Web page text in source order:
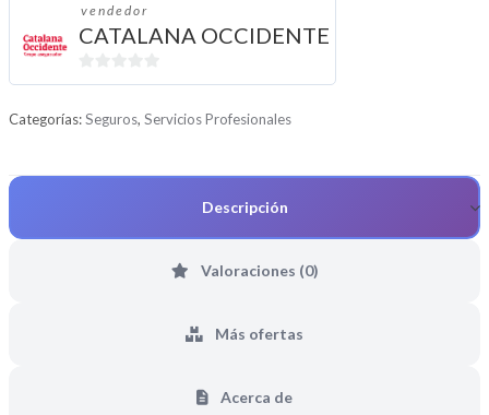
vendedor
CATALANA OCCIDENTE
0
e
Categorías:Seguros, Servicios Profesionales
Descripción
Valoraciones (0)
Más ofertas
Acerca de